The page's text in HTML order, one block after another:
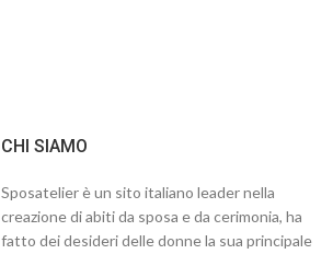
CHI SIAMO
Sposatelier è un sito italiano leader nella
creazione di abiti da sposa e da cerimonia, ha
fatto dei desideri delle donne la sua principale